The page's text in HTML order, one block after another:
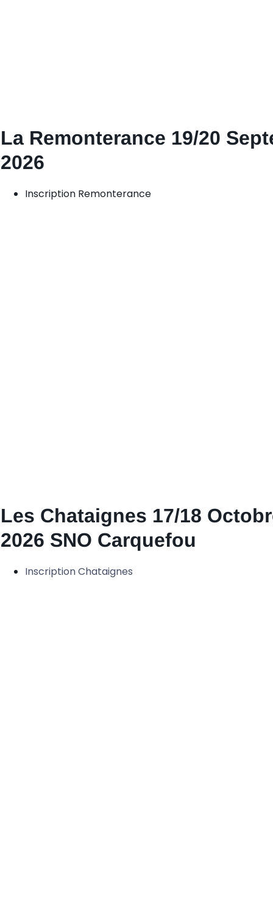
La Remonterance 19/20
2026
Inscription Remonterance
Les Chataignes 17/18
2026 SNO Carquefou
Inscription Chataignes